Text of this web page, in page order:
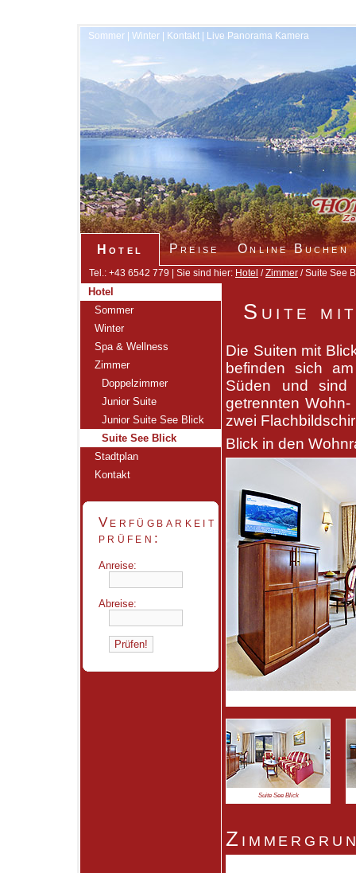
Sommer Winter Kontakt Live Panorama Kamera
Hotel Preise Online Buchen
Tel.: +43 6542 779 | Sie sind hier: Hotel /Zimmer / Suite See
Suite
Die Suiten mit
befinden sich
Süden und sind
getrennten
zwei
Blick in den
Suite See Blick
Hotel
Sommer
Winter
Spa & Wellness
Zimmer
Doppelzimmer
Junior Suite
Junior Suite See Blick
Suite See Blick
Stadtplan
Kontakt
Verfügbarkeit
prüfen:
Anreise:
Abreise: